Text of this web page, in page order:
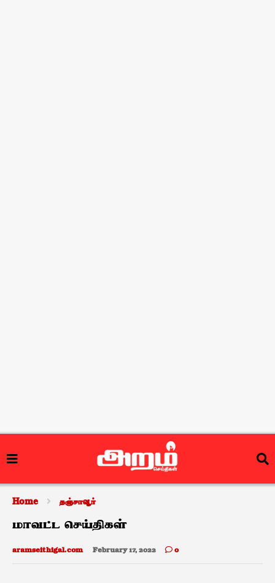
Home தஞ்சாவூர்
மாவட்ட செய்திகள்
aramseithigal.com February 17, 2022 0